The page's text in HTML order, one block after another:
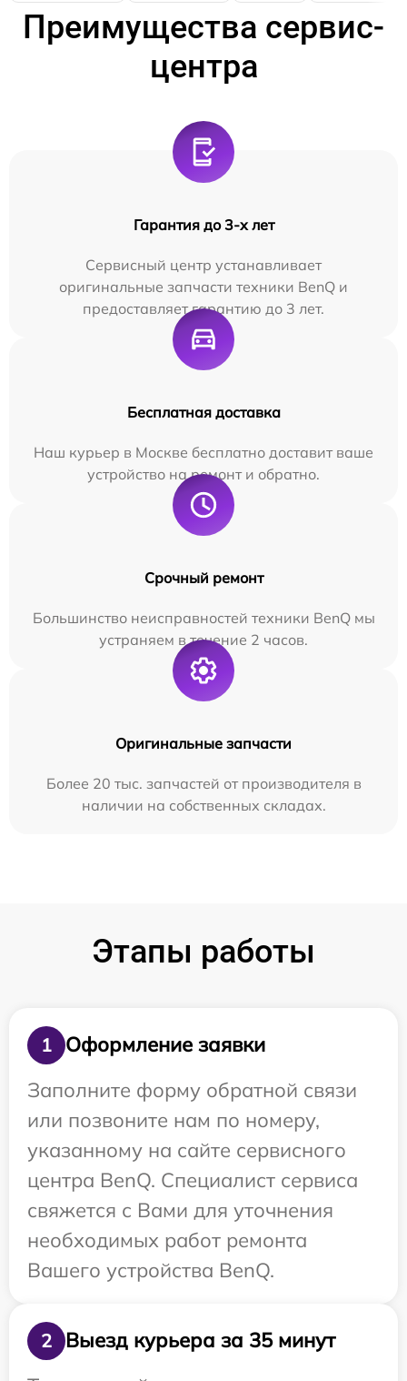
Преимущества сервис-
центра
Гарантия до 3-х лет
Сервисный центр устанавливает
оригинальные запчасти техники BenQ и
предоставляет гарантию до 3 лет.
Бесплатная доставка
Наш курьер в Москве бесплатно доставит ваше
устройство на ремонт и обратно.
Срочный ремонт
Большинство неисправностей техники BenQ мы
устраняем в течение 2 часов.
Оригинальные запчасти
Более 20 тыс. запчастей от производителя в
наличии на собственных складах.
Этапы работы
1
Оформление заявки
Заполните форму обратной связи
или позвоните нам по номеру,
указанному на сайте сервисного
центра BenQ. Специалист сервиса
свяжется с Вами для уточнения
необходимых работ ремонта
Вашего устройства BenQ.
2
Выезд курьера за 35 минут